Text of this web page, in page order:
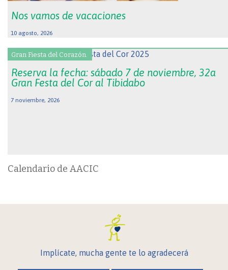
Nos vamos de vacaciones
10 agosto, 2026
Gran Fiesta del Corazón.
Reserva la fecha: sábado 7 de noviembre, 32a
Gran Festa del Cor al Tibidabo
7 noviembre, 2026
Calendario de AACIC
Implícate, mucha gente te lo agradecerá